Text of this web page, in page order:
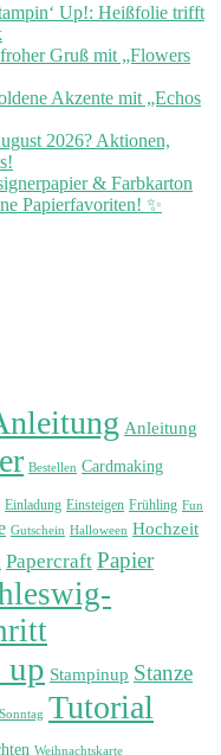
Up!: Heißfolie trifft
Gruß mit „Flowers
Akzente mit „Echos
2026? Aktionen,
& Farbkarton
Papierfavoriten! ✨
Anleitung
Bestellen Cardmaking
Einladung Einsteigen Frühling Fun
Gutschein Halloween Hochzeit
Papercraft Papier
up Stampinup Stanze
Tutorial
Weihnachtskarte